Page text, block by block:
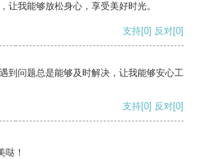
让我能够放松身心，享受美好时光。
支持[0] 反对[0]
到问题总是能够及时解决，让我能够安心工
支持[0] 反对[0]
哒！